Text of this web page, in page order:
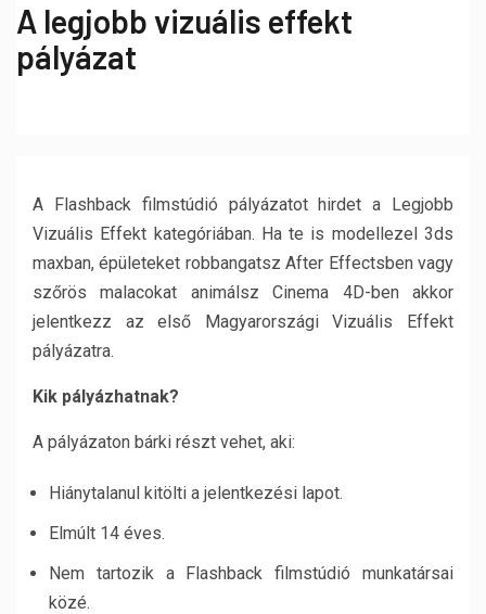
A legjobb vizuális effekt
pályázat
A Flashback filmstúdió pályázatot hirdet a Legjobb
Vizuális Effekt kategóriában. Ha te is modellezel 3ds
maxban, épületeket robbangatsz After Effectsben vagy
szőrös malacokat animálsz Cinema 4D-ben akkor
jelentkezz az első Magyarországi Vizuális Effekt
pályázatra.
Kik pályázhatnak?
A pályázaton bárki részt vehet, aki:
Hiánytalanul kitölti a jelentkezési lapot.
Elmúlt 14 éves.
Nem tartozik a Flashback filmstúdió munkatársai
közé.